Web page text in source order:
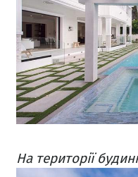
На території